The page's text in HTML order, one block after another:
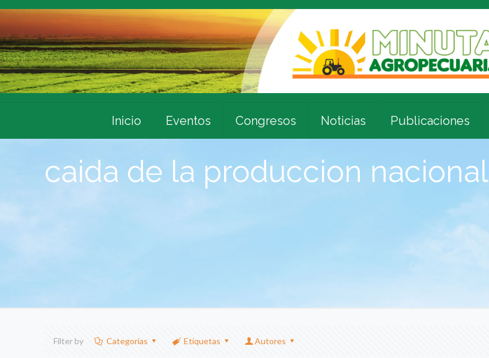
Inicio Eventos Congresos Noticias Publicaciones
caida de la produccion nacional
Filter by Categorias Etiquetas Autores